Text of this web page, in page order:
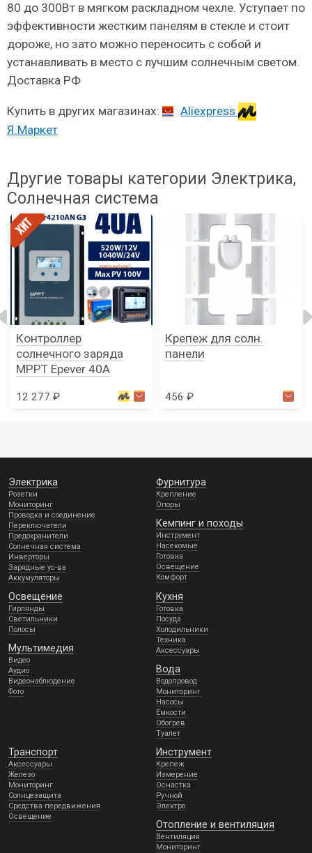
80 до 300Вт в мягком раскладном чехле. Уступает по
эффективности жестким панелям в стекле и стоит
дороже, но зато можно переносить с собой и
устанавливать в место с лучшим солнечным светом.
Доставка РФ
Купить в других магазинах:
Aliexpress
Я.Маркет
Другие товары категории Электрика,
Солнечная система
Контроллер
солнечного заряда
MPPT Epever 40A
12 277 ₽
Крепеж для солн.
панели
456 ₽
Электрика
Розетки
Мониторинг
Проводка и соединение
Переключатели
Предохранители
Солнечная система
Инверторы
Зарядные ус-ва
Аккумуляторы
Фурнитура
Крепление
Опоры
Кемпинг и походы
Инструмент
Насекомые
Готовка
Освещение
Комфорт
Освещение
Гирлянды
Светильники
Полосы
Мультимедия
Видео
Аудио
Видеонаблюдение
Фото
Кухня
Готовка
Посуда
Холодильники
Техника
Аксессуары
Вода
Водопровод
Мониторинг
Насосы
Емкости
Обогрев
Туалет
Транспорт
Аксессуары
Железо
Мониторинг
Солнцезащита
Средства передвижения
Освещение
Инструмент
Крепеж
Измерение
Оснастка
Ручной
Электро
Отопление и вентиляция
Вентиляция
Мониторинг